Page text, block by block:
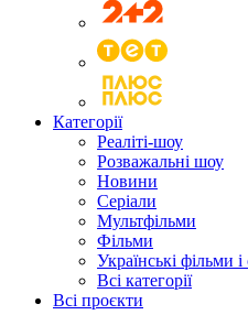
Категорії
Реаліті-шоу
Розважальні шоу
Новини
Серіали
Мультфільми
Фільми
Українські фільми і
Всі категорії
Всі проєкти